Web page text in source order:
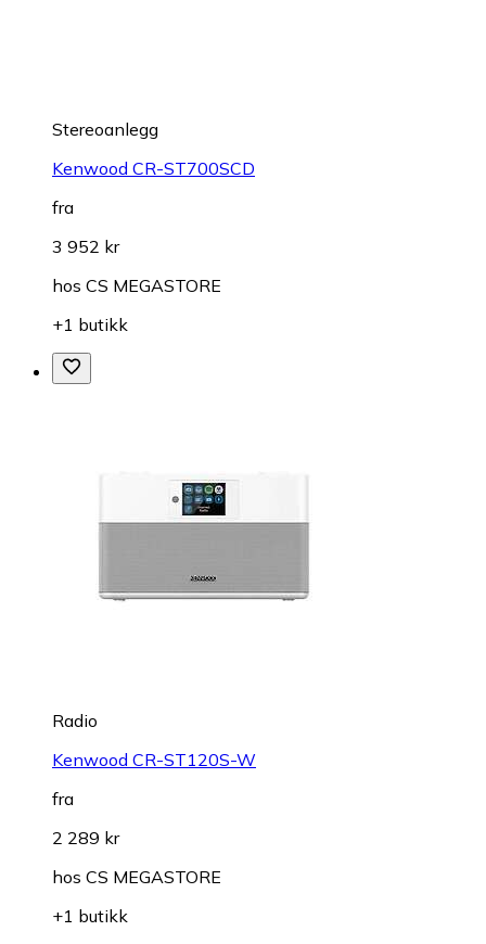
Stereoanlegg
Kenwood CR-ST700SCD
fra
3 952 kr
hos CS MEGASTORE
+1 butikk
Radio
Kenwood CR-ST120S-W
fra
2 289 kr
hos CS MEGASTORE
+1 butikk